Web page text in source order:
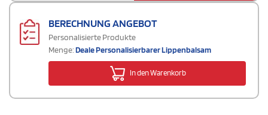
BERECHNUNG ANGEBOT
Personalisierte Produkte
Menge:Deale Personalisierbarer Lippenbalsam
In den Warenkorb